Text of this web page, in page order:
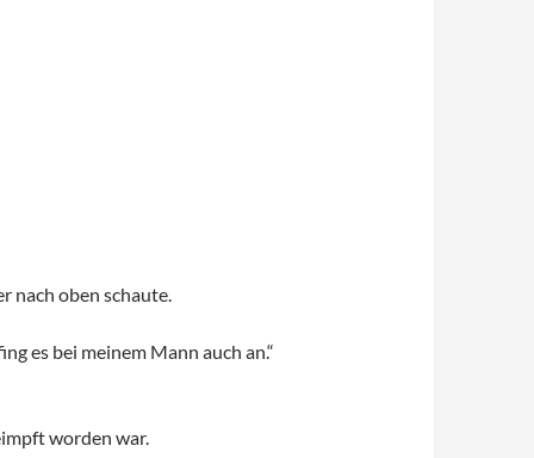
nach oben schaute.
es bei meinem Mann auch an.“
worden war.